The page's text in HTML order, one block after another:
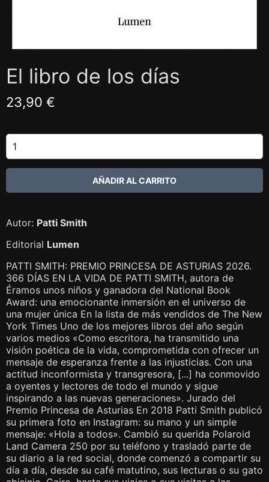
El libro de los días
23,90 €
Autor: Patti Smith
Editorial Lumen
PATTI SMITH: PREMIO PRINCESA DE ASTURIAS 2026.
366 DÍAS EN LA VIDA DE PATTI SMITH, autora de
Éramos unos niños y ganadora del National Book
Award: una emocionante inmersión en el universo de
una mujer única En la lista de más vendidos de The New
York Times Uno de los mejores libros del año según
varios medios «Como escritora, ha transmitido una
visión poética de la vida, comprometida con ofrecer un
mensaje de esperanza frente a las injusticias. Con una
actitud inconformista y transgresora, [...] ha conmovido
a oyentes y lectores de todo el mundo y sigue
inspirando a las nuevas generaciones». Jurado del
Premio Princesa de Asturias En 2018 Patti Smith publicó
su primera foto en Instagram: su mano y un simple
mensaje: «Hola a todos». Cambió su querida Polaroid
Land Camera 250 por su teléfono y trasladó parte de
su diario a la red social, donde comenzó a compartir su
día a día, desde su café matutino, sus lecturas o su gato